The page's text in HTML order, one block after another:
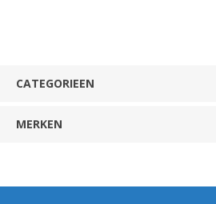
CATEGORIEEN
MERKEN